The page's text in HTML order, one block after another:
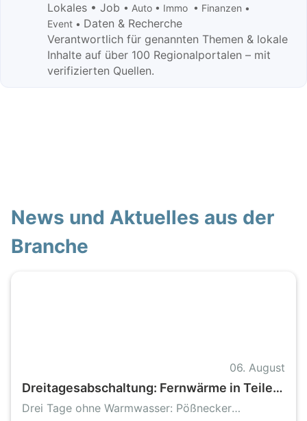
Lokales • Job • Auto • Immo • Finanzen •
Event • Daten & Recherche
Verantwortlich für genannten Themen & lokale
Inhalte auf über 100 Regionalportalen – mit
verifizierten Quellen.
News und Aktuelles aus der
Branche
06. August
Dreitagesabschaltung: Fernwärme in Teilen
von Pößneck wird für Netzverbindung
Drei Tage ohne Warmwasser: Pößnecker